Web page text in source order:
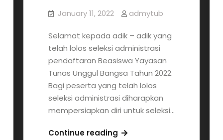
January 11, 2022 admytub
Selamat kepada adik – adik yang
telah lolos seleksi administrasi
pendaftaran Beasiswa Yayasan
Tunas Unggul Bangsa Tahun 2022.
Bagi peserta yang telah lolos
seleksi administrasi diharapkan
mempersiapkan diri untuk seleksi…
Continue readingPengumuman